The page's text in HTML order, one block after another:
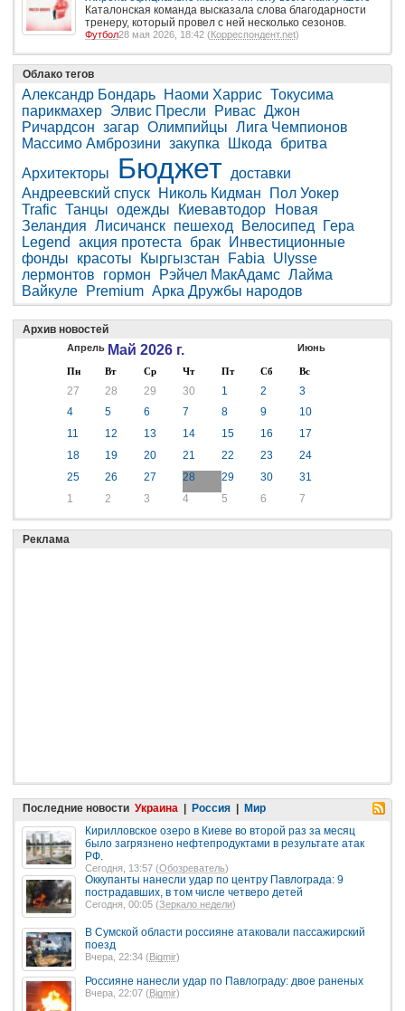
Каталонская команда высказала слова благодарности
тренеру, который провел с ней несколько сезонов.
Футбол28 мая 2026, 18:42 (Корреспондент.net)
Облако тегов
Александр Бондарь Наоми Харрис Токусима
парикмахер Элвис Пресли Ривас Джон
Ричардсон загар Олимпийцы Лига Чемпионов
Массимо Амброзини закупка Шкода
бритва
Архитекторы
Бюджет доставки
Андреевский спуск
Николь Кидман
Пол Уокер
Trafic Танцы одежды Киевавтодор
Новая
Зеландия Лисичанск пешеход Велосипед
Гера
Legend
акция протеста брак
Инвестиционные
фонды
красоты Кыргызстан Fabia
Ulysse
лермонтов
гормон Рэйчел МакАдамс Лайма
Вайкуле
Premium Арка Дружбы народов
Архив новостей
Апрель Май 2026 г. Июнь
Пн Вт Ср Чт Пт Сб Вс
27 28 29 30 1 2
3
4
5 6 7 8 9
10
11
12 13 14 15 16
17
18
19 20 21 22 23
24
25
26 27 28 29 30
31
1
2 3 4 5 6 7
Реклама
Последние новости Украина | Россия | Мир
Кирилловское озеро в Киеве во второй раз за месяц
было загрязнено нефтепродуктами в результате атак
РФ.
Сегодня, 13:57 (Обозреватель)
Оккупанты нанесли удар по центру Павлограда: 9
пострадавших, в том числе четверо детей
Сегодня, 00:05 (Зеркало недели)
В Сумской области россияне атаковали пассажирский
поезд
Вчера, 22:34 ( Bigmir)
Россияне нанесли удар по Павлограду: двое раненых
Вчера, 22:07 (Bigmir)